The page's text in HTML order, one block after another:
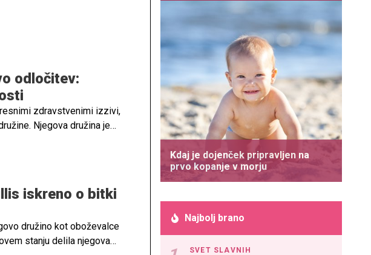
odločitev:
zdravstvenimi izzivi,
Njegova družina je
iskreno o bitki
družino kot oboževalce
stanju delila njegova
Kdaj je dojenček pripravljen na
prvo kopanje v morju
Najbolj brano
SVET SLAVNIH